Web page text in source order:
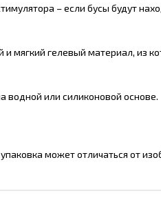
– если бусы будут
мягкий гелевый материал, из
водной или силиконовой основе.
может отличаться от